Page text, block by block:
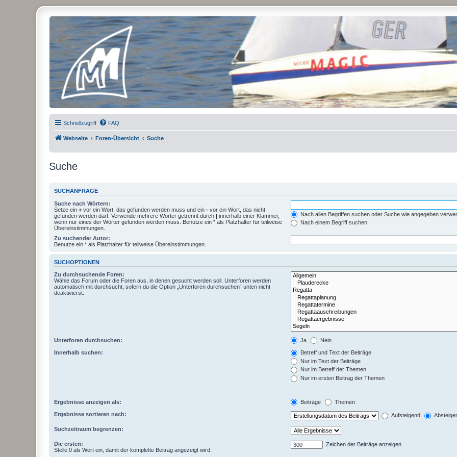
Micro Magic Forum Deutschland
Schnellzugriff FAQ
Webseite Foren-Übersicht Suche
Suche
SUCHANFRAGE
Suche nach Wörtern:
Setze ein + vor ein Wort, das gefunden werden muss und ein - vor ein Wort, das nicht
gefunden werden darf. Verwende mehrere Wörter getrennt durch | innerhalb einer Klammer,
wenn nur eines der Wörter gefunden werden muss. Benutze ein * als Platzhalter für teilweise
Übereinstimmungen.
Nach allen Begriffen suchen oder Suche wie angegeben
Nach einem Begriff suchen
Zu suchender Autor:
Benutze ein * als Platzhalter für teilweise Übereinstimmungen.
SUCHOPTIONEN
Zu durchsuchende Foren:
Wähle das Forum oder die Foren aus, in denen gesucht werden soll. Unterforen werden
automatisch mit durchsucht, sofern du die Option „Unterforen durchsuchen“ unten nicht
deaktivierst.
Unterforen durchsuchen: Ja Nein
Innerhalb suchen:
Betreff und Text der Beiträge
Nur im Text der Beiträge
Nur im Betreff der Themen
Nur im ersten Beitrag der Themen
Ergebnisse anzeigen als: Beiträge Themen
Ergebnisse sortieren nach: Aufsteigend
Suchzeitraum begrenzen:
Die ersten:
Stelle 0 als Wert ein, damit der komplette Beitrag angezeigt wird.
Zeichen der Beiträge anzeigen